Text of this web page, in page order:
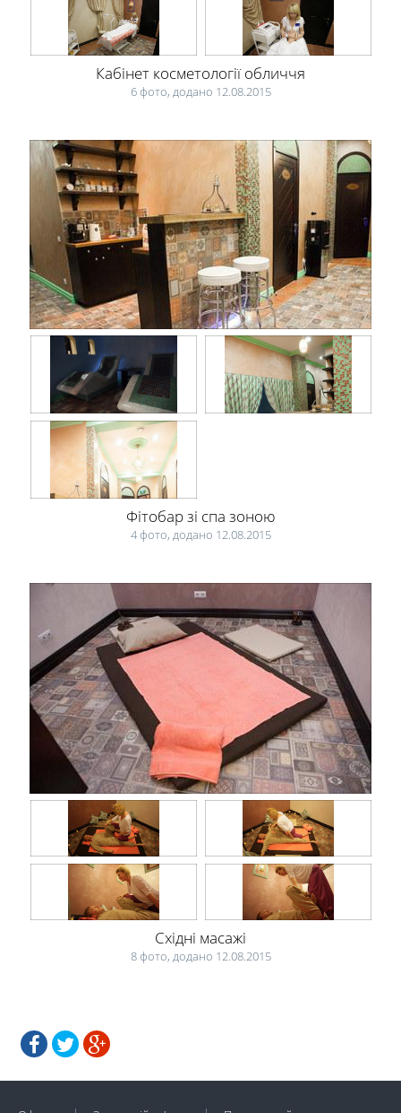
Кабінет косметології обличчя
6 фото, додано 12.08.2015
Фітобар зі спа зоною
4 фото, додано 12.08.2015
Східні масажі
8 фото, додано 12.08.2015